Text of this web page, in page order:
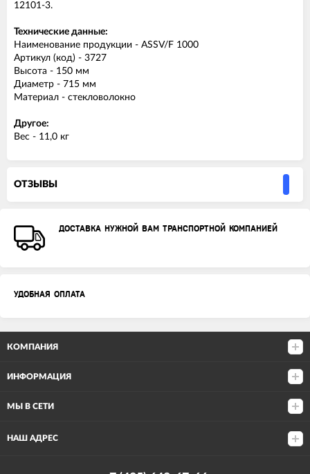
12101-3.
Технические данные:
Наименование продукции - ASSV/F 1000
Артикул (код) - 3727
Высота - 150 мм
Диаметр - 715 мм
Материал - стекловолокно
Другое:
Вес - 11,0 кг
ОТЗЫВЫ
ДОСТАВКА НУЖНОЙ ВАМ ТРАНСПОРТНОЙ КОМПАНИЕЙ
УДОБНАЯ ОПЛАТА
КОМПАНИЯ
ИНФОРМАЦИЯ
МЫ В СЕТИ
НАШ АДРЕС